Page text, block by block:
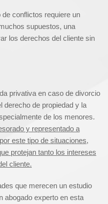
conflictos requiere un
supuestos, una
los derechos del cliente sin
privativa en caso de divorcio
derecho de propiedad y la
de los menores.
y representado a
este tipo de situaciones,
protejan tanto los intereses
cliente.
que merecen un estudio
abogado experto en esta